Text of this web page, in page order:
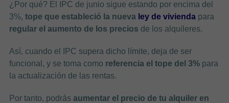
¿Por qué? El IPC de junio sigue estando por encima del
3%, tope que estableció la nueva ley de viviendapara
regular el aumento de los precios de los alquileres.
Así, cuando el IPC supera dicho límite, deja de ser
funcional, y se toma como referencia el tope del 3%para
la actualización de las rentas.
Por tanto, podrás aumentar el precio de tu alquiler en